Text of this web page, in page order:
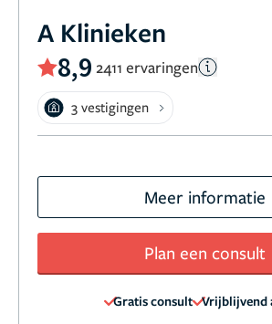
A Klinieken
8,9 2411 ervaringen
3 vestigingen
Meer informatie
Plan een consult
Gratis consult Vrijblijvend